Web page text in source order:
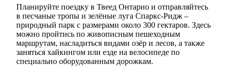
Планируйте поездку в Твеед Онтарио и отправляйтесь
в песчаные тропы и зелёные луга Спаркс-Ридж –
природный парк с размерами около 300 гектаров. Здесь
можно пройтись по живописным пешеходным
маршрутам, насладиться видами озёр и лесов, а также
заняться хайкингом или езде на велосипеде по
специально оборудованным дорожкам.